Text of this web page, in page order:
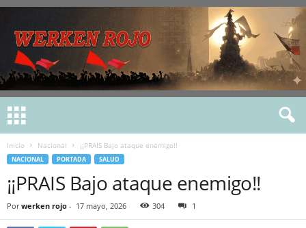
Inicio Nacional ¡¡PRAIS Bajo ataque enemigo!!
NACIONAL PORTADA SALUD
¡¡PRAIS Bajo ataque enemigo!!
Por werken rojo - 17 mayo, 2026 304 1